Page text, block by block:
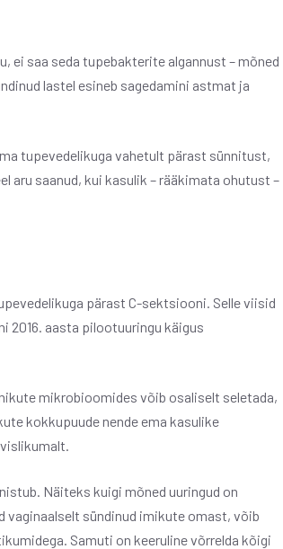
ei saa seda tupebakterite algannust – mõned
lastel esineb sagedamini astmat ja
tupevedelikuga vahetult pärast sünnitust,
aru saanud, kui kasulik – rääkimata ohutust –
pärast C-sektsiooni. Selle viisid
2016. aasta pilootuuringu käigus
mikrobioomides võib osaliselt seletada,
kokkupuude nende ema kasulike
Näiteks kuigi mõned uuringud on
vaginaalselt sündinud imikute omast, võib
Samuti on keeruline võrrelda kõigi